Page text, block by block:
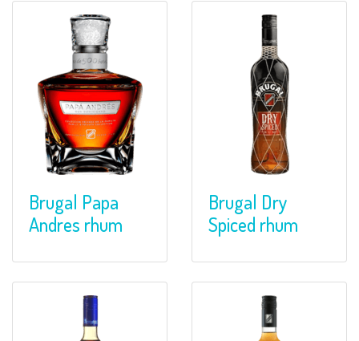
Brugal Papa
Andres rhum
Brugal Dry
Spiced rhum